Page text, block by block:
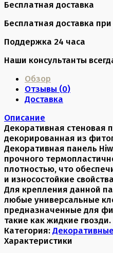
Бесплатная доставка
Бесплатная доставка
Поддержка 24 часа
Наши консультанты
Обзор
Отзывы (0)
Доставка
Описание
Декоративная стеновая
декорированная из
Декоративная панель
прочного
плотностью, что
и износостойкие
Для крепления данной
любые универсальные
предназначенные для
такие как жидкие гвозди.
Категория:
Характеристики